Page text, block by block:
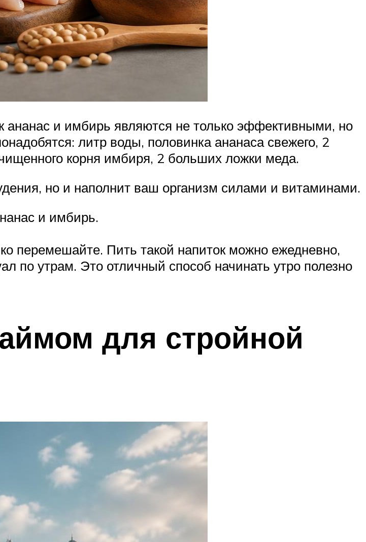
ананас и имбирь являются не только эффективными, но
литр воды, половинка ананаса свежего, 2
корня имбиря, 2 больших ложки меда.
но и наполнит ваш организм силами и витаминами.
и имбирь.
перемешайте. Пить такой напиток можно ежедневно,
по утрам. Это отличный способ начинать утро полезно
для стройной